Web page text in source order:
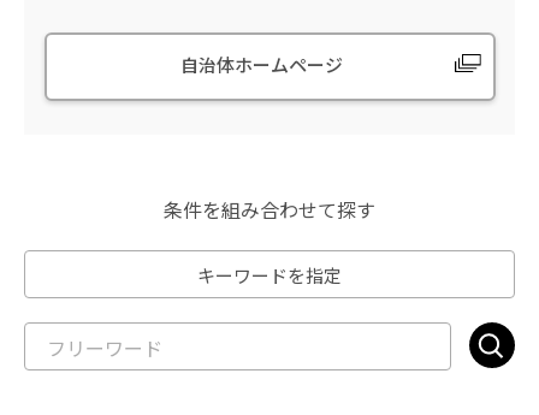
自治体ホームページ
条件を組み合わせて探す
キーワードを指定